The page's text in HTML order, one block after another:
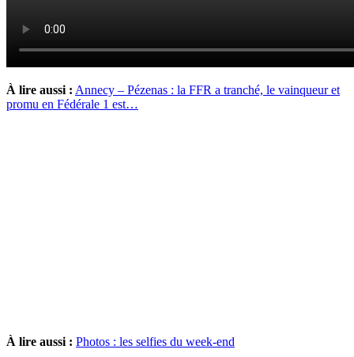
À lire aussi : Annecy – Pézenas : la FFR a tranché, le vainqueur et
promu en Fédérale 1 est…
À lire aussi : Photos : les selfies du week-end